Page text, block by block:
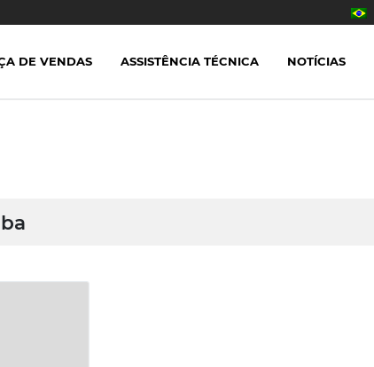
DE VENDAS ASSISTÊNCIA TÉCNICA NOTÍCIAS